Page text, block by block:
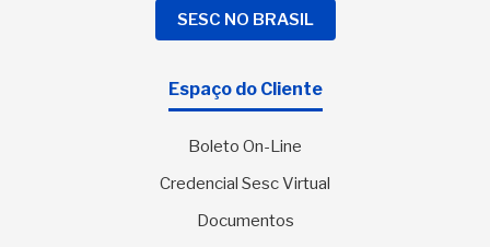
SESC NO BRASIL
Espaço do Cliente
Boleto On-Line
Credencial Sesc Virtual
Documentos